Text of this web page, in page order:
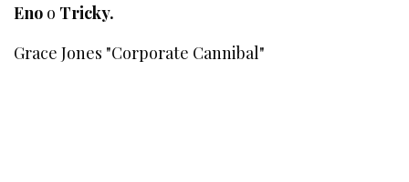
Eno o Tricky.
Grace Jones "Corporate Cannibal"